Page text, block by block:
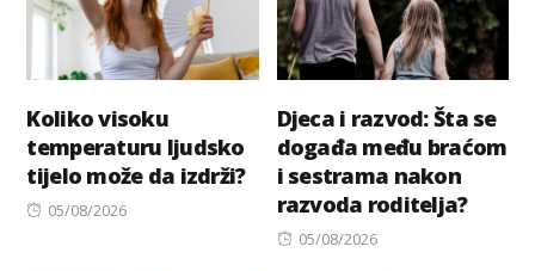
Koliko visoku
temperaturu ljudsko
tijelo može da izdrži?
Posted
05/08/2026
Djeca i razvod: Šta se
događa među braćom
i sestrama nakon
razvoda roditelja?
Posted
05/08/2026